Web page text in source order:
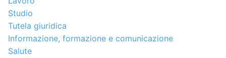
Studio
Tutela giuridica
Informazione, formazione e comunicazione
Salute